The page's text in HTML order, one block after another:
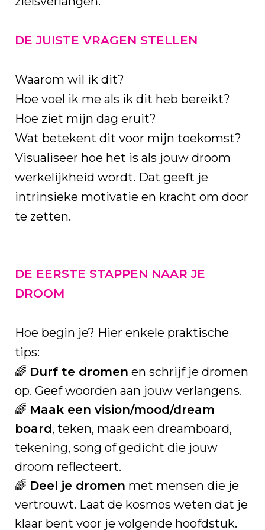
DE JUISTE VRAGEN STELLEN
Waarom wil ik dit?
Hoe voel ik me als ik dit heb bereikt?
Hoe ziet mijn dag eruit?
Wat betekent dit voor mijn toekomst?
Visualiseer hoe het is als jouw droom
werkelijkheid wordt. Dat geeft je
intrinsieke motivatie en kracht om door
te zetten.
DE EERSTE STAPPEN NAAR JE
DROOM
Hoe begin je? Hier enkele praktische
tips:
🌈 Durf te dromen en schrijf je dromen
op. Geef woorden aan jouw verlangens.
🌈 Maak een vision/mood/dream
board, teken, maak een dreamboard,
tekening, song of gedicht die jouw
droom reflecteert.
🌈 Deel je dromen met mensen die je
vertrouwt. Laat de kosmos weten dat je
klaar bent voor je volgende hoofdstuk.